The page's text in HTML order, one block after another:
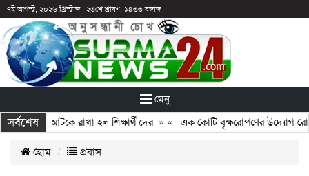
৭ই আগস্ট, ২০২৬ খ্রিস্টাব্দ| ২৩শে শ্রাবণ, ১৪৩৩ বঙ্গাব্দ
মেনু
সর্বশেষ
পরও আটকে রাখা হল শিক্ষার্থীদের» «এক কোটি বৃক্ষরোপণের উদ্যোগ
হোম প্রবাস